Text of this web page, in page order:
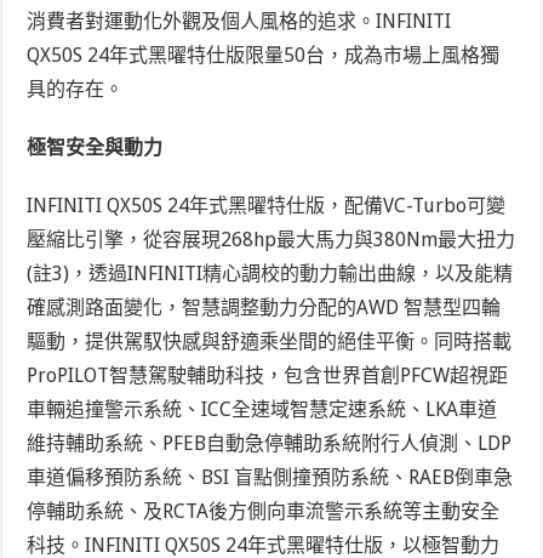
消費者對運動化外觀及個人風格的追求。INFINITI
QX50S 24年式黑曜特仕版限量50台，成為市場上風格獨
具的存在。
極智安全與動力
INFINITI QX50S 24年式黑曜特仕版，配備VC-Turbo可變
壓縮比引擎，從容展現268hp最大馬力與380Nm最大扭力
(註3) ，透過INFINITI精心調校的動力輸出曲線，以及能精
確感測路面變化，智慧調整動力分配的AWD 智慧型四輪
驅動，提供駕馭快感與舒適乘坐間的絕佳平衡。同時搭載
ProPILOT智慧駕駛輔助科技，包含世界首創PFCW超視距
車輛追撞警示系統、ICC全速域智慧定速系統、LKA車道
維持輔助系統、PFEB自動急停輔助系統附行人偵測、LDP
車道偏移預防系統、BSI 盲點側撞預防系統、RAEB倒車急
停輔助系統、及RCTA後方側向車流警示系統等主動安全
科技。INFINITI QX50S 24年式黑曜特仕版，以極智動力